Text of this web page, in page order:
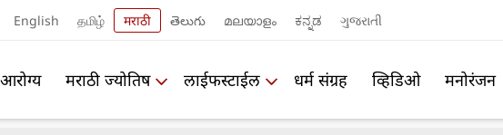
English தமிழ் मराठी తెలుగు മലയാളം ಕನ್ನಡ ગુજરાતી
आरोग्य मराठी ज्योतिष लाईफस्टाईल धर्म संग्रह व्हिडिओ मनोरंजन